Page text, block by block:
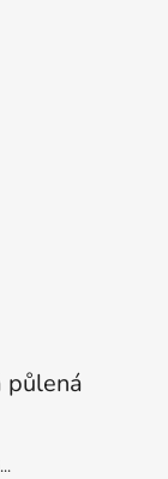
půlená